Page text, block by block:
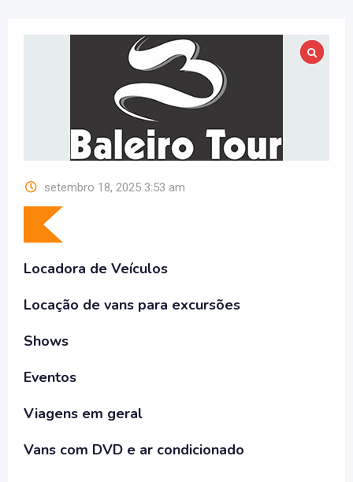
setembro 18, 2025 3:53 am
Locadora de Veículos
Locação de vans para excursões
Shows
Eventos
Viagens em geral
Vans com DVD e ar condicionado